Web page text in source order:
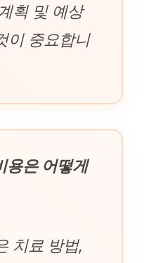
획 및 예상
이 중요합니
용은 어떻게
치료 방법,